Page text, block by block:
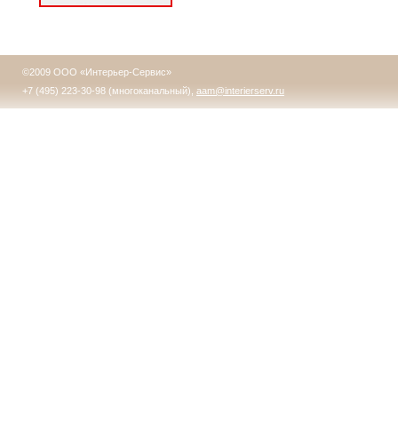
©2009 ООО «Интерьер-Сервис»
+7 (495) 223-30-98 (многоканальный), aam@interierserv.ru